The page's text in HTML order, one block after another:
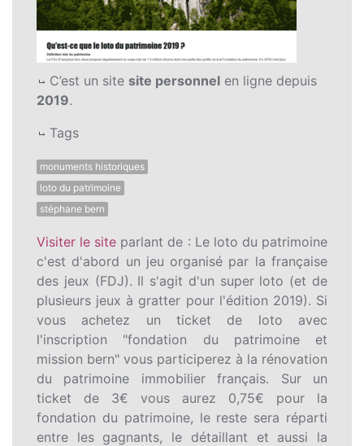
C’est un site site personnel en ligne depuis
2019.
Tags
monuments historiques
loto du patrimoine
stéphane bern
Visiter le site parlant de : Le loto du patrimoine
c'est d'abord un jeu organisé par la française
des jeux (FDJ). Il s'agit d'un super loto (et de
plusieurs jeux à gratter pour l'édition 2019). Si
vous achetez un ticket de loto avec
l'inscription "fondation du patrimoine et
mission bern" vous participerez à la rénovation
du patrimoine immobilier français. Sur un
ticket de 3€ vous aurez 0,75€ pour la
fondation du patrimoine, le reste sera réparti
entre les gagnants, le détaillant et aussi la